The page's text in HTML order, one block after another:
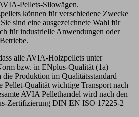
Pellets-Silowägen.
können für verschiedene Zwecke
sind eine ausgezeichnete Wahl für
für industrielle Anwendungen oder
alle AVIA-Holzpellets unter
bzw. in ENplus-Qualität (1a)
Produktion im Qualitätsstandard
Pellet-Qualität wichtige Transport nach
AVIA Pellethandel wird nach den
Zertifizierung DIN EN ISO 17225-2